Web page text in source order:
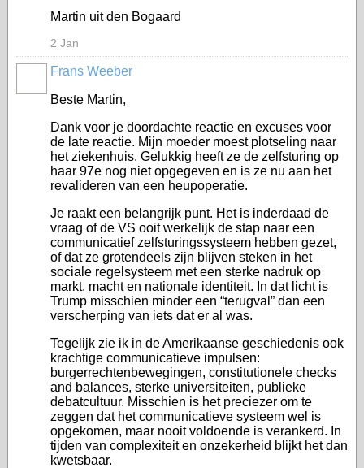
Martin uit den Bogaard
2 Jan
Frans Weeber
Beste Martin,
Dank voor je doordachte reactie en excuses voor
de late reactie. Mijn moeder moest plotseling naar
het ziekenhuis. Gelukkig heeft ze de zelfsturing op
haar 97e nog niet opgegeven en is ze nu aan het
revalideren van een heupoperatie.
Je raakt een belangrijk punt. Het is inderdaad de
vraag of de VS ooit werkelijk de stap naar een
communicatief zelfsturingssysteem hebben gezet,
of dat ze grotendeels zijn blijven steken in het
sociale regelsysteem met een sterke nadruk op
markt, macht en nationale identiteit. In dat licht is
Trump misschien minder een “terugval” dan een
verscherping van iets dat er al was.
Tegelijk zie ik in de Amerikaanse geschiedenis ook
krachtige communicatieve impulsen:
burgerrechtenbewegingen, constitutionele checks
and balances, sterke universiteiten, publieke
debatcultuur. Misschien is het preciezer om te
zeggen dat het communicatieve systeem wel is
opgekomen, maar nooit voldoende is verankerd. In
tijden van complexiteit en onzekerheid blijkt het dan
kwetsbaar.